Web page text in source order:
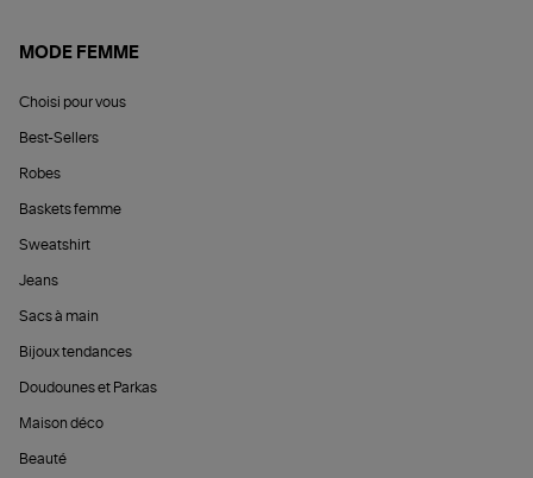
MODE FEMME
Choisi pour vous
Best-Sellers
Robes
Baskets femme
Sweatshirt
Jeans
Sacs à main
Bijoux tendances
Doudounes et Parkas
Maison déco
Beauté